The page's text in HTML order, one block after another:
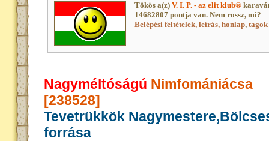
Tökös a(z)V. I. P. - az elit klub®
14682807 pontja van. Nem rossz, mi?
Belépési feltételek, leírás, honlap,
Nagyméltóságú Nimfomániácsa
[238528]
Tevetrükkök
forrása